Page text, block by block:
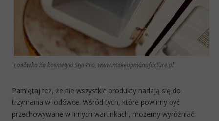
Lodówka na kosmetyki Styl Pro, www.makeupmanufacture.pl
Pamiętaj też, że nie wszystkie produkty nadają się do
trzymania w lodówce. Wśród tych, które powinny być
przechowywane w innych warunkach, możemy wyróżniać: